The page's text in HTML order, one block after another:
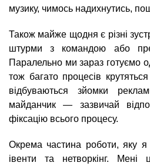
музику, чимось надихнутись,
Також майже щодня є різні
штурми з командою або
Паралельно ми зараз готуємо
тож багато процесів
відбуваються зйомки
майданчик — зазвичай
фіксацію всього процесу.
Окрема частина роботи, яку
івенти та нетворкінг. Мені